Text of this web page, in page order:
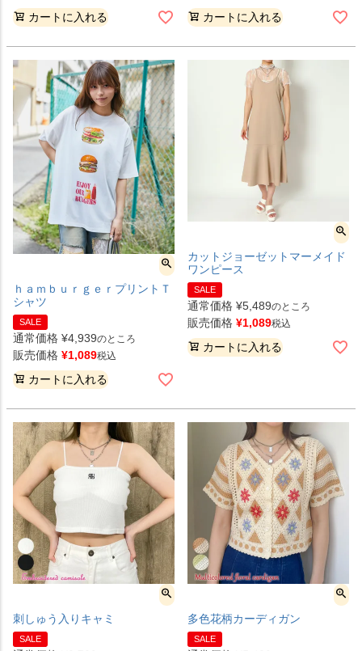
カートに入れる カートに入れる
ｈａｍｂｕｒｇｅｒプリントＴ
シャツ
SALE
通常価格 ¥4,939のところ
販売価格 ¥1,089税込
カートに入れる
カットジョーゼットマーメイド
ワンピース
SALE
通常価格 ¥5,489のところ
販売価格 ¥1,089税込
カートに入れる
刺しゅう入りキャミ
SALE
多色花柄カーディガン
SALE